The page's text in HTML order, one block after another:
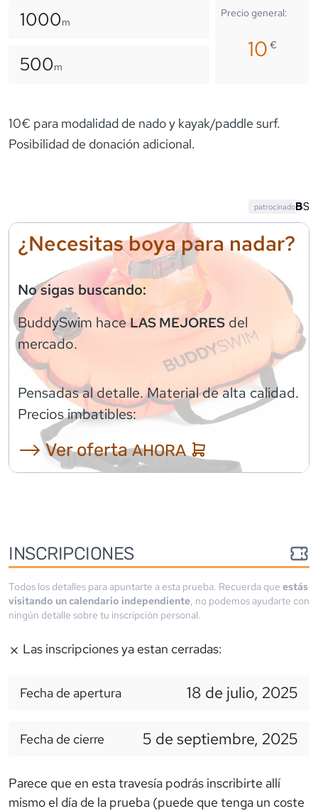
1000m
500m
Precio general:
10€
10€ para modalidad de nado y kayak/paddle surf.
Posibilidad de donación adicional.
¿Necesitas boya para nadar?
No sigas buscando:
BuddySwim haceLAS MEJORES del
mercado.
Pensadas al detalle. Material de alta calidad.
Precios imbatibles:
⟶ Ver ofertaAHORA
patrocinado
INSCRIPCIONES
Todos los detalles para apuntarte a esta prueba. Recuerda que estás
visitando un calendario independiente, no podemos ayudarte con
ningún detalle sobre tu inscripción personal.
Las inscripciones ya estan cerradas:
Fecha de apertura 18 de julio, 2025
Fecha de cierre 5 de septiembre, 2025
Parece que en esta travesía podrás inscribirte allí
mismo el día de la prueba (puede que tenga un coste